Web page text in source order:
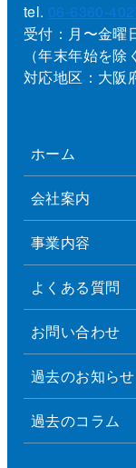
tel. 06-6360-
受付：月〜金曜
（年末年始を除
対応地区：大阪
ホーム
会社案内
事業内容
よくある質問
お問い合わせ
過去のお知らせ
過去のコラム